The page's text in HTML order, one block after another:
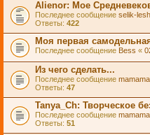
Alienor: Мое
Последнее сообщение selik-
Ответы: 422
Моя первая
Последнее сообщение Bess «
Из чего сделать...
Последнее сообщение
Ответы: 47
Tanya_Ch: Творческое
Последнее сообщение
Ответы: 51